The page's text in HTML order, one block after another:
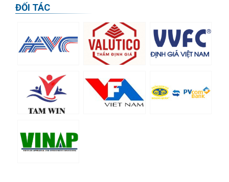
2019
Thông báo về việc mở lớp cập nhật kiến thức
thẩm định giá (lớp cuối cùng của năm 2019)
ĐỐI TÁC